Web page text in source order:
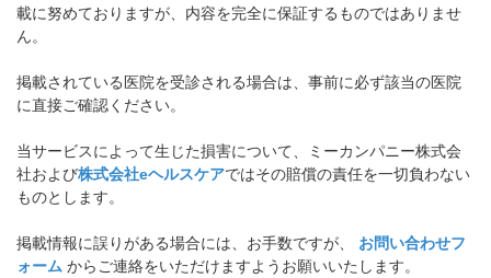
載に努めておりますが、内容を完全に保証するものではありませ
ん。
掲載されている医院を受診される場合は、事前に必ず該当の医院
に直接ご確認ください。
当サービスによって生じた損害について、ミーカンパニー株式会
社および株式会社eヘルスケアではその賠償の責任を一切負わない
ものとします。
掲載情報に誤りがある場合には、お手数ですが、
お問い合わせフ
ォーム からご連絡をいただけますようお願いいたします。